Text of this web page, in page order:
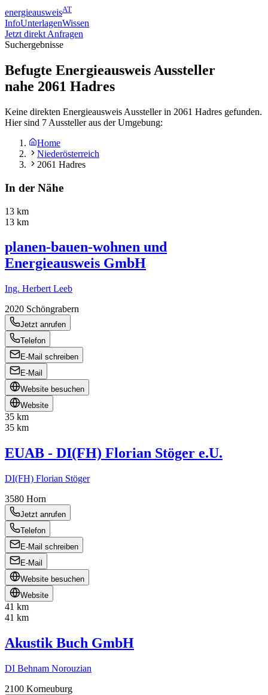
energieausweisAT
InfoUnterlagenWissen
Jetzt direkt Anfragen
Suchergebnisse
Befugte Energieausweis Aussteller
nahe 2061 Hadres
Keine direkten Energieausweis Aussteller in 2061 Hadres gefunden.
Hier sind 7 Aussteller aus der Umgebung:
Home
Niederösterreich
2061 Hadres
In der Nähe
13 km
13 km
planen-bauen-wohnen und
Energieausweis GmbH
Ing. Herbert Leeb
2020 Schöngrabern
Jetzt anrufen
Telefon
E-Mail schreiben
E-Mail
Website besuchen
Website
35 km
35 km
EUAB - DI(FH) Florian Stöger e.U.
DI(FH) Florian Stöger
3580 Horn
Jetzt anrufen
Telefon
E-Mail schreiben
E-Mail
Website besuchen
Website
41 km
41 km
Akustik Buch GmbH
DI Behnam Norouzian
2100 Korneuburg